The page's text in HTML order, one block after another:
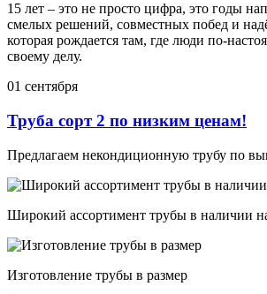
15 лет – это не просто цифра, это годы
смелых решений, совместных побед и
которая рождается там, где люди по-
своему делу.
01 сентября
Труба сорт 2 по низким ценам!
Предлагаем некондиционную трубу по
Широкий ассортимент трубы в наличии
Изготовление трубы в размер